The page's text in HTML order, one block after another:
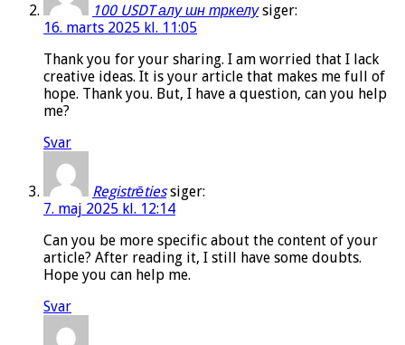
100 USDT алу шн тркелу siger:
16. marts 2025 kl. 11:05
Thank you for your sharing. I am worried that I lack
creative ideas. It is your article that makes me full of
hope. Thank you. But, I have a question, can you help
me?
Svar
Registrēties siger:
7. maj 2025 kl. 12:14
Can you be more specific about the content of your
article? After reading it, I still have some doubts.
Hope you can help me.
Svar